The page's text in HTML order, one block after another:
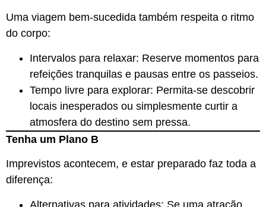
Uma viagem bem-sucedida também respeita o ritmo
do corpo:
Intervalos para relaxar: Reserve momentos para
refeições tranquilas e pausas entre os passeios.
Tempo livre para explorar: Permita-se descobrir
locais inesperados ou simplesmente curtir a
atmosfera do destino sem pressa.
Tenha um Plano B
Imprevistos acontecem, e estar preparado faz toda a
diferença:
Alternativas para atividades: Se uma atração